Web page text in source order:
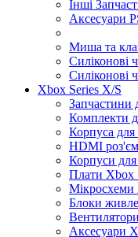
Інші
Аксесуари
Миша та
Силіконові
Силіконові
Xbox Series X/S
Запчастини
Комплекти
Корпуса
HDMI
Корпуси
Плати Xbox
Мікросхеми
Блоки
Аксесуари